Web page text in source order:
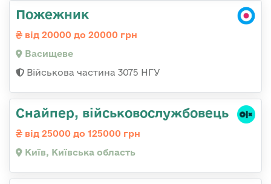
Пожежник
від 20000 до 20000 грн
Васищеве
Військова частина 3075 НГУ
Снайпер, військовослужбовець
від 25000 до 125000 грн
Київ, Київська область